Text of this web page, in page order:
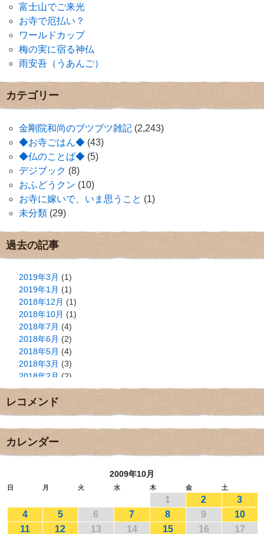
富士山でご来光
お寺で厄払い？
ワールドカップ
梅の実に宿る神仏
雨安吾（うあんご）
カテゴリー
金剛院和尚のブツブツ雑記 (2,243)
◆お寺ごはん◆ (43)
◆仏のことば◆ (5)
デジブック (8)
おふどうクン (10)
お寺に嫁いで、いま思うこと (1)
未分類 (29)
過去の記事
2019年3月 (1)
2019年1月 (1)
2018年12月 (1)
2018年10月 (1)
2018年7月 (4)
2018年6月 (2)
2018年5月 (4)
2018年3月 (3)
2018年2月 (2)
2018年1月(2)
2017年12月
2017年11月(3)
2017年9月
2017年8月
2017年5月
2017年3月(1)
2017年2月(1)
レコメンド
カレンダー
2009年10月
日 月 火 水 木 金 土
1 2
3
4
5 6 7 8 9
10
11
12 13 14 15 16 17